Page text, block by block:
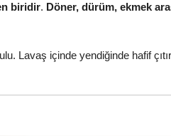
biridir. Döner, dürüm, ekmek
Lavaş içinde yendiğinde hafif